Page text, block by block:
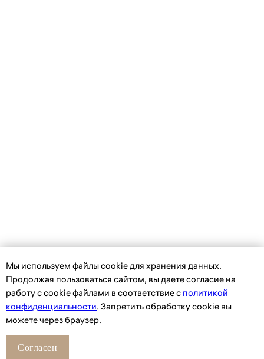
Мы используем файлы сookie для хранения данных.
Продолжая пользоваться сайтом, вы даете согласие на
работу с cookie файлами в соответствие с политикой
конфиденциальности. Запретить обработку cookie вы
можете через браузер.
Согласен